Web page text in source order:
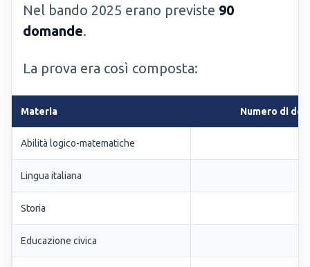
Nel bando 2025 erano previste 90
domande.
La prova era così composta:
Materia Numero di
Abilità logico-matematiche
Lingua italiana
Storia
Educazione civica